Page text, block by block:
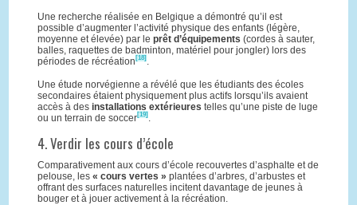
Une recherche réalisée en Belgique a démontré qu’il est
possible d’augmenter l’activité physique des enfants (légère,
moyenne et élevée) par le prêt d’équipements (cordes à sauter,
balles, raquettes de badminton, matériel pour jongler) lors des
périodes de récréation [18] .
Une étude norvégienne a révélé que les étudiants des écoles
secondaires étaient physiquement plus actifs lorsqu’ils avaient
accès à des installations extérieures telles qu’une piste de luge
ou un terrain de soccer[19] .
4. Verdir les cours d’école
Comparativement aux cours d’école recouvertes d’asphalte et de
pelouse, les « cours vertes » plantées d’arbres, d’arbustes et
offrant des surfaces naturelles incitent davantage de jeunes à
bouger et à jouer activement à la récréation.